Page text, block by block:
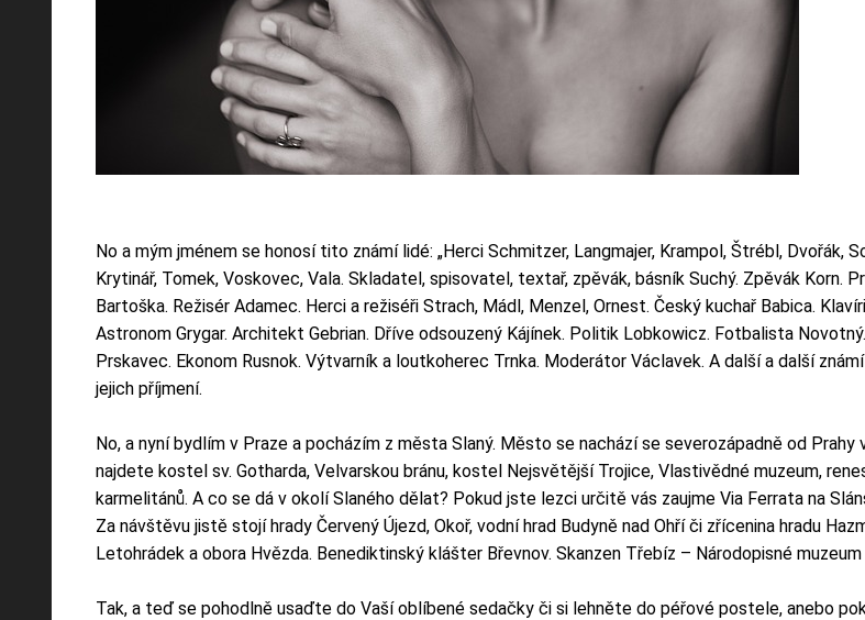
No a mým jménem se honosí tito známí lidé: „Herci Schmitzer, Langmajer, Krampol, Štrébl, Dvořák,
Krytinář, Tomek, Voskovec, Vala. Skladatel, spisovatel, textař, zpěvák, básník Suchý. Zpěvák
Bartoška. Režisér Adamec. Herci a režiséři Strach, Mádl, Menzel, Ornest. Český kuchař Babica.
Astronom Grygar. Architekt Gebrian. Dříve odsouzený Kájínek. Politik Lobkowicz. Fotbalista
Prskavec. Ekonom Rusnok. Výtvarník a loutkoherec Trnka. Moderátor Václavek. A další a další
jejich příjmení.
No, a nyní bydlím v Praze a pocházím z města Slaný. Město se nachází se severozápadně od
najdete kostel sv. Gotharda, Velvarskou bránu, kostel Nejsvětější Trojice, Vlastivědné muzeum,
karmelitánů. A co se dá v okolí Slaného dělat? Pokud jste lezci určitě vás zaujme Via Ferrata na
Za návštěvu jistě stojí hrady Červený Újezd, Okoř, vodní hrad Budyně nad Ohří či zřícenina hradu
Letohrádek a obora Hvězda. Benediktinský klášter Břevnov. Skanzen Třebíz – Národopisné muzeum
Tak, a teď se pohodlně usaďte do Vaší oblíbené sedačky či si lehněte do péřové postele, anebo